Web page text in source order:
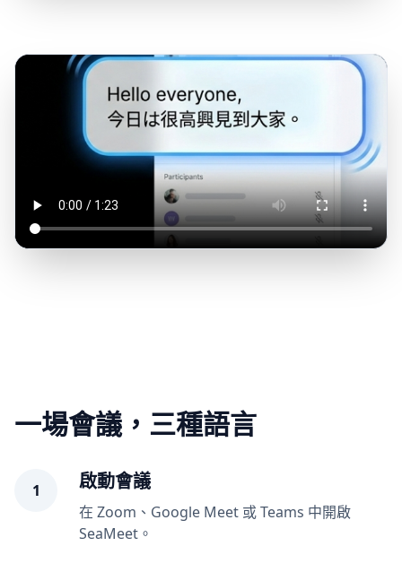
一場會議，三種語言
1 啟動會議
在 Zoom、Google Meet 或 Teams 中開啟
SeaMeet。